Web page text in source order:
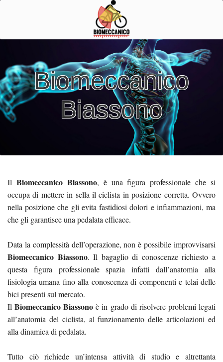
Biomeccanico
Biassono
Il Biomeccanico Biassono, è una figura professionale che si
occupa di mettere in sella il ciclista in posizione corretta. Ovvero
nella posizione che gli evita fastidiosi dolori e infiammazioni, ma
che gli garantisce una pedalata efficace.
Data la complessità dell’operazione, non è possibile improvvisarsi
Biomeccanico Biassono. Il bagaglio di conoscenze richiesto a
questa figura professionale spazia infatti dall’anatomia alla
fisiologia umana fino alla conoscenza di componenti e telai delle
bici presenti sul mercato.
IlBiomeccanico Biassono è in grado di risolvere problemi legati
all’anatomia del ciclista, al funzionamento delle articolazioni ed
alla dinamica di pedalata.
Tutto ciò richiede un’intensa attività di studio e altrettanta